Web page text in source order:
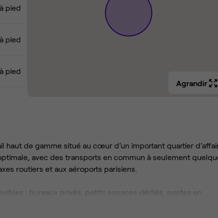
pied
pied
pied
Agrandir
de gamme situé au cœur d’un important quartier
avec des transports en commun à seulement
routiers et aux aéroports parisiens.
: bureaux privés, petits espaces dédiés, postes en